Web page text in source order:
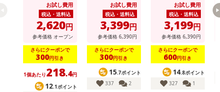
※クロネコメンバーズへご登録いただきましても「再配達依頼・お
届け日変更」をお受けが出来ません。
【キャンセルについて】
※お申込み後のキャンセルはお受けできません。
記載されている内容を必ずご確認いただき、お届けする商品セット
にご納得いただきましたうえでお申し込みください。
※パッケージ変更や商品リニューアル(成分など含む)等により、参考
お試し費用
税込・送料込
2,620円
参考価格 オープン
さらにクーポンで
300円引き
1個あたり 218.4円
12.1ポイント
お試し費用
税込・送料込
3,399円
参考価格 6,390円
さらにクーポンで
300円引き
15.7ポイント
337
2
お試し費用
税込・送料込
3,199円
参考価格 6,390円
さらにクーポンで
600円引き
14.8ポイント
327
1